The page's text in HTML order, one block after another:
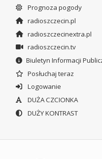
Prognoza pogody
radioszczecin.pl
radioszczecinextra.pl
radioszczecin.tv
Biuletyn Informacji
Posłuchaj teraz
Logowanie
DUŻA CZCIONKA
DUŻY KONTRAST